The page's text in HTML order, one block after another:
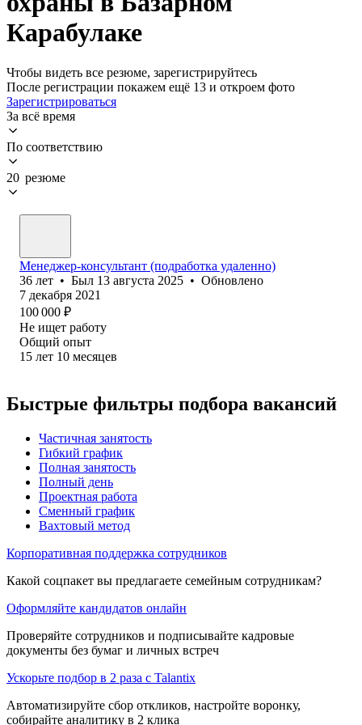
Карабулаке
Чтобы видеть все резюме, зарегистрируйтесь
После регистрации покажем ещё 13 и откроем фото
Зарегистрироваться
За всё время
По соответствию
20 резюме
Менеджер-консультант (подработка удаленно)
36 лет • Был 13 августа 2025 • Обновлено
7 декабря 2021
100 000 ₽
Не ищет работу
Общий опыт
15 лет 10 месяцев
Быстрые фильтры подбора вакансий
Частичная занятость
Гибкий график
Полная занятость
Полный день
Проектная работа
Сменный график
Вахтовый метод
Корпоративная поддержка сотрудников
Какой соцпакет вы предлагаете семейным сотрудникам?
Оформляйте кандидатов онлайн
Проверяйте сотрудников и подписывайте кадровые
документы без бумаг и личных встреч
Ускорьте подбор в 2 раза с Talantix
Автоматизируйте сбор откликов, настройте воронку,
собирайте аналитику в 2 клика